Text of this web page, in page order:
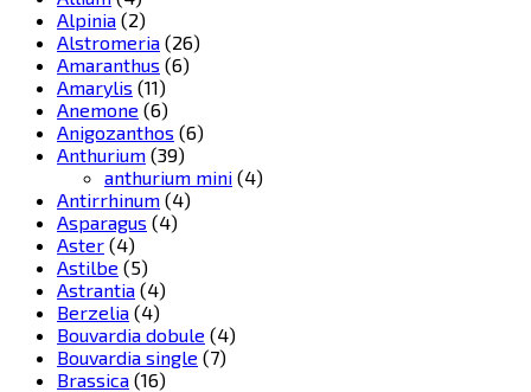
Alpinia (2)
Alstromeria (26)
Amaranthus (6)
Amarylis (11)
Anemone (6)
Anigozanthos (6)
Anthurium (39)
anthurium mini (4)
Antirrhinum (4)
Asparagus (4)
Aster (4)
Astilbe (5)
Astrantia (4)
Berzelia (4)
Bouvardia dobule (4)
Bouvardia single (7)
Brassica (16)